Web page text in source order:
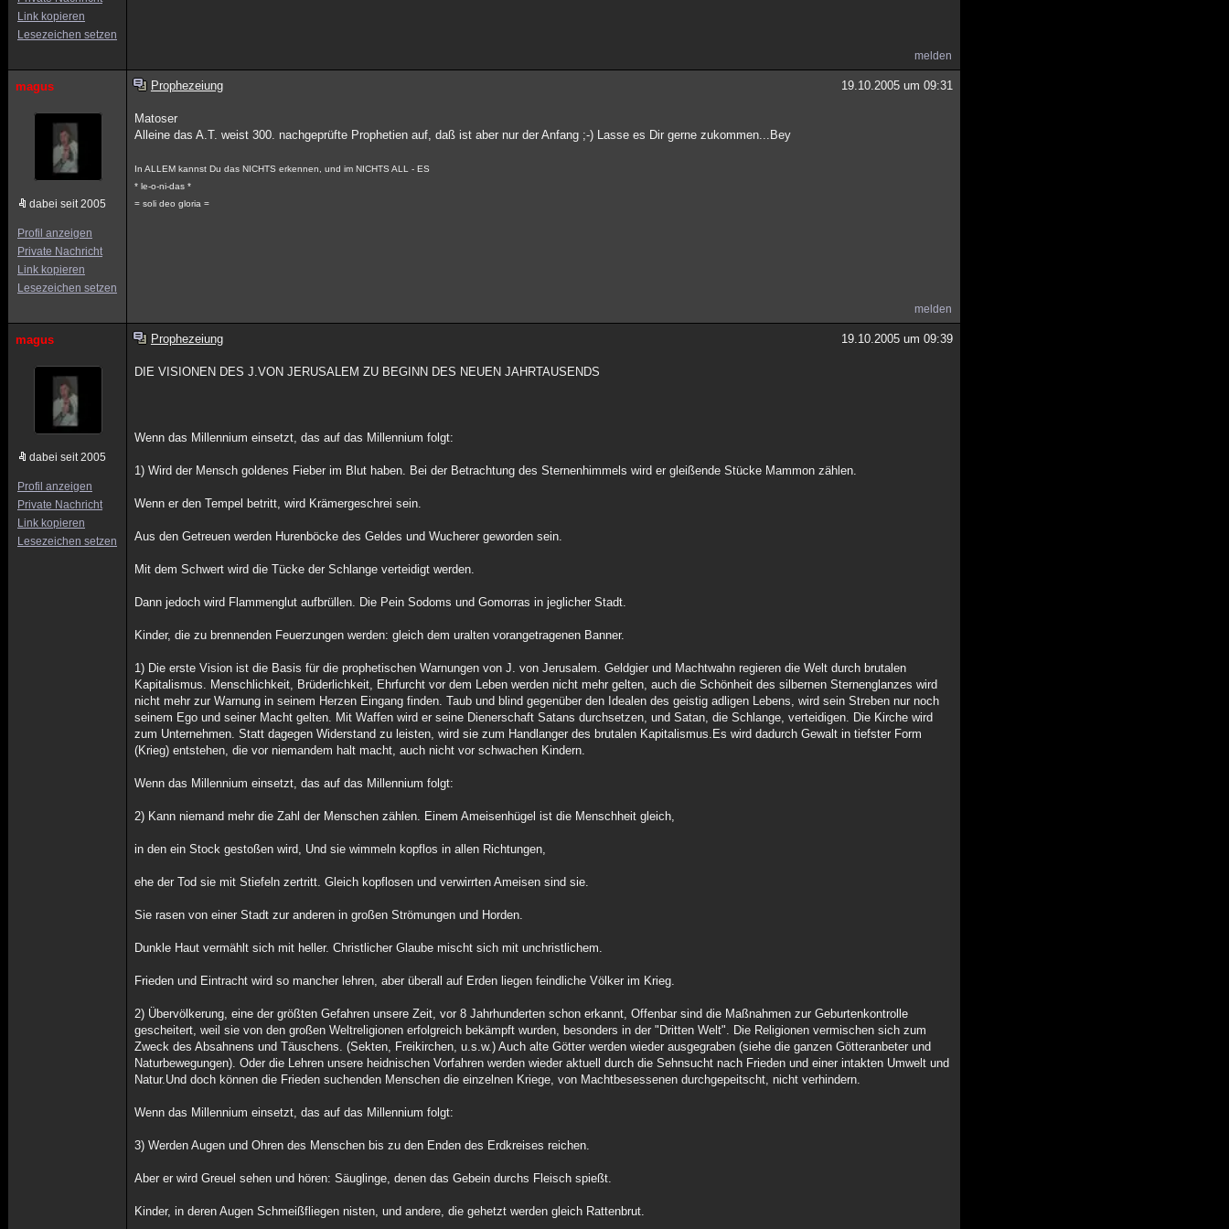
Link kopieren
Lesezeichen setzen
melden
magus
dabei seit 2005
Profil anzeigen
Private Nachricht
Link kopieren
Lesezeichen setzen
Prophezeiung 19.10.2005 um 09:31
Matoser
Alleine das A.T. weist 300. nachgeprüfte Prophetien auf, daß ist aber nur der Anfang ;-) Lasse es Dir gerne zukommen...Bey
In ALLEM kannst Du das NICHTS erkennen, und im NICHTS ALL - ES
* le-o-ni-das *
= soli deo gloria =
melden
magus
dabei seit 2005
Profil anzeigen
Private Nachricht
Link kopieren
Lesezeichen setzen
Prophezeiung 19.10.2005 um 09:39
DIE VISIONEN DES J.VON JERUSALEM ZU BEGINN DES NEUEN JAHRTAUSENDS
Wenn das Millennium einsetzt, das auf das Millennium folgt:
1) Wird der Mensch goldenes Fieber im Blut haben. Bei der Betrachtung des Sternenhimmels wird er gleißende Stücke Mammon zählen.
Wenn er den Tempel betritt, wird Krämergeschrei sein.
Aus den Getreuen werden Hurenböcke des Geldes und Wucherer geworden sein.
Mit dem Schwert wird die Tücke der Schlange verteidigt werden.
Dann jedoch wird Flammenglut aufbrüllen. Die Pein Sodoms und Gomorras in jeglicher Stadt.
Kinder, die zu brennenden Feuerzungen werden: gleich dem uralten vorangetragenen Banner.
1) Die erste Vision ist die Basis für die prophetischen Warnungen von J. von Jerusalem. Geldgier und Machtwahn regieren die Welt durch brutalen
Kapitalismus. Menschlichkeit, Brüderlichkeit, Ehrfurcht vor dem Leben werden nicht mehr gelten, auch die Schönheit des silbernen Sternenglanzes wird
nicht mehr zur Warnung in seinem Herzen Eingang finden. Taub und blind gegenüber den Idealen des geistig adligen Lebens, wird sein Streben nur noch
seinem Ego und seiner Macht gelten. Mit Waffen wird er seine Dienerschaft Satans durchsetzen, und Satan, die Schlange, verteidigen. Die Kirche wird
zum Unternehmen. Statt dagegen Widerstand zu leisten, wird sie zum Handlanger des brutalen Kapitalismus.Es wird dadurch Gewalt in tiefster Form
(Krieg) entstehen, die vor niemandem halt macht, auch nicht vor schwachen Kindern.
Wenn das Millennium einsetzt, das auf das Millennium folgt:
2) Kann niemand mehr die Zahl der Menschen zählen. Einem Ameisenhügel ist die Menschheit gleich,
in den ein Stock gestoßen wird, Und sie wimmeln kopflos in allen Richtungen,
ehe der Tod sie mit Stiefeln zertritt. Gleich kopflosen und verwirrten Ameisen sind sie.
Sie rasen von einer Stadt zur anderen in großen Strömungen und Horden.
Dunkle Haut vermählt sich mit heller. Christlicher Glaube mischt sich mit unchristlichem.
Frieden und Eintracht wird so mancher lehren, aber überall auf Erden liegen feindliche Völker im Krieg.
2) Übervölkerung, eine der größten Gefahren unsere Zeit, vor 8 Jahrhunderten schon erkannt, Offenbar sind die Maßnahmen zur Geburtenkontrolle
gescheitert, weil sie von den großen Weltreligionen erfolgreich bekämpft wurden, besonders in der "Dritten Welt". Die Religionen vermischen sich zum
Zweck des Absahnens und Täuschens. (Sekten, Freikirchen, u.s.w.) Auch alte Götter werden wieder ausgegraben (siehe die ganzen Götteranbeter und
Naturbewegungen). Oder die Lehren unsere heidnischen Vorfahren werden wieder aktuell durch die Sehnsucht nach Frieden und einer intakten Umwelt und
Natur.Und doch können die Frieden suchenden Menschen die einzelnen Kriege, von Machtbesessenen durchgepeitscht, nicht verhindern.
Wenn das Millennium einsetzt, das auf das Millennium folgt:
3) Werden Augen und Ohren des Menschen bis zu den Enden des Erdkreises reichen.
Aber er wird Greuel sehen und hören: Säuglinge, denen das Gebein durchs Fleisch spießt.
Kinder, in deren Augen Schmeißfliegen nisten, und andere, die gehetzt werden gleich Rattenbrut.